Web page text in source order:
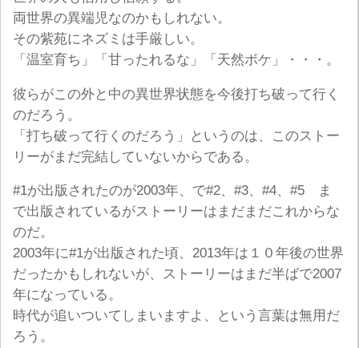
両世界の異端児なのかもしれない。
その紫苑にネズミは手厳しい。
「温室育ち」「甘ったれるな」「天然ボケ」・・・。
彼らがこの外と中の異世界状態を今後打ち破って行く
のだろう。
「打ち破って行くのだろう」というのは、このストー
リーがまだ完結していないからである。
#1が出版されたのが2003年、で#2、#3、#4、#5 ま
で出版されているがストーリーはまだまだこれからな
のだ。
2003年に#1が出版された頃、2013年は１０年後の世界
だったかもしれないが、ストーリーはまだ半ばで2007
年になっている。
時代が追いついてしまいますよ、という言葉は無用だ
ろう。